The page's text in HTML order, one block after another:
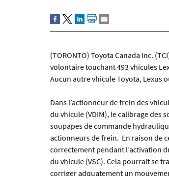
(TORONTO) Toyota Canada Inc.
volontaire touchant 493 vhicules
Aucun autre vhicule Toyota, Lexus
Dans l’actionneur de frein des
du vhicule (VDIM), le calibrage des
soupapes de commande
actionneurs de frein. En raison de
correctement pendant l’activation
du vhicule (VSC). Cela pourrait se
corriger adquatement un